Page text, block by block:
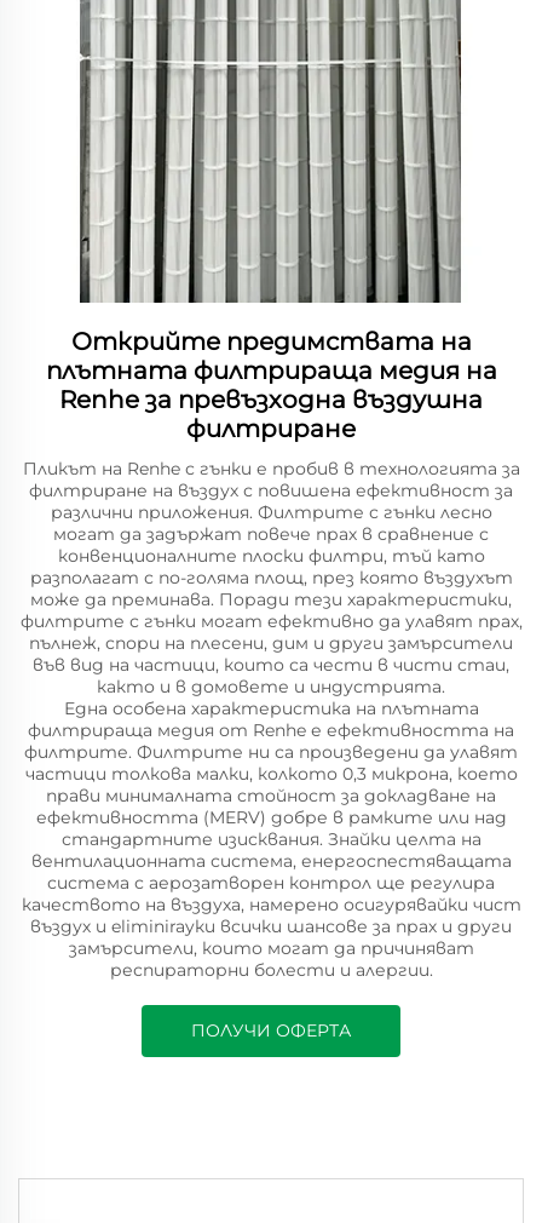
Открийте предимствата на
плътната филтрираща медия на
Renhe за превъзходна въздушна
филтриране
Пликът на Renhe с гънки е пробив в технологията за
филтриране на въздух с повишена ефективност за
различни приложения. Филтрите с гънки лесно
могат да задържат повече прах в сравнение с
конвенционалните плоски филтри, тъй като
разполагат с по-голяма площ, през която въздухът
може да преминава. Поради тези характеристики,
филтрите с гънки могат ефективно да улавят прах,
пълнеж, спори на плесени, дим и други замърсители
във вид на частици, които са чести в чисти стаи,
както и в домовете и индустрията.
Една особена характеристика на плътната
филтрираща медия от Renhe е ефективността на
филтрите. Филтрите ни са произведени да улавят
частици толкова малки, колкото 0,3 микрона, което
прави минималната стойност за докладване на
ефективността (MERV) добре в рамките или над
стандартните изисквания. Знайки целта на
вентилационната система, енергоспестяващата
система с аерозатворен контрол ще регулира
качеството на въздуха, намерено осигурявайки чист
въздух и eliminirayки всички шансове за прах и други
замърсители, които могат да причиняват
респираторни болести и алергии.
ПОЛУЧИ ОФЕРТА